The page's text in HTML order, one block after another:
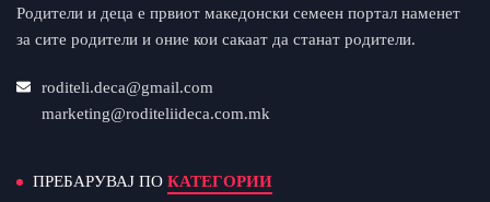
Родители и деца е првиот македонски семеен портал наменет
за сите родители и оние кои сакаат да станат родители.
roditeli.deca@gmail.com
marketing@roditeliideca.com.mk
ПРЕБАРУВАЈ ПО КАТЕГОРИИ